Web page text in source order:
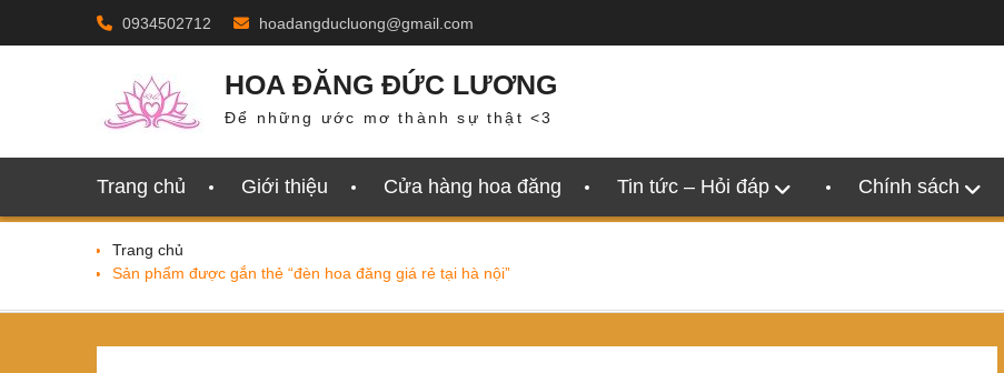
0934502712 hoadangducluong@gmail.com
HOA ĐĂNG ĐỨC LƯƠNG
Để những ước mơ thành sự thật <3
Trang chủ Giới thiệu Cửa hàng hoa đăng Tin tức – Hỏi đáp Chính sách
Trang chủ
Sản phẩm được gắn thẻ “đèn hoa đăng giá rẻ tại hà nội”